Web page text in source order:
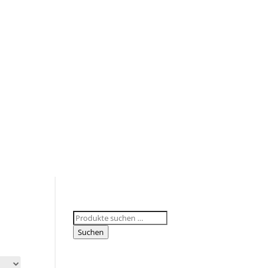
Suchen
nach:
Suchen